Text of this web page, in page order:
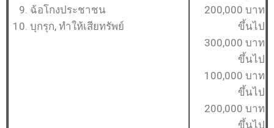
ฉ้อโกงประชาชน
บุกรุก, ทำให้เสียทรัพย์
200,000 บาท
ขึ้นไป
300,000 บาท
ขึ้นไป
100,000 บาท
ขึ้นไป
200,000 บาท
ขึ้นไป